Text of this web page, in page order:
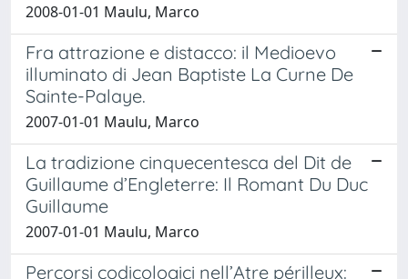
2008-01-01 Maulu, Marco
Fra attrazione e distacco: il Medioevo
illuminato di Jean Baptiste La Curne De
Sainte-Palaye.
2007-01-01 Maulu, Marco
La tradizione cinquecentesca del Dit de
Guillaume d’Engleterre: Il Romant Du Duc
Guillaume
2007-01-01 Maulu, Marco
Percorsi codicologici nell’Atre périlleux: